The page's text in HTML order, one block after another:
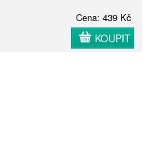
Cena: 439 Kč
KOUPIT